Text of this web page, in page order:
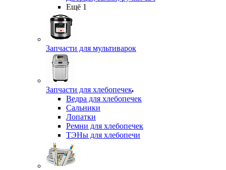
Ещё 1
Запчасти для мультиварок
Запчасти для хлебопечек
Ведра для хлебопечек
Сальники
Лопатки
Ремни для хлебопечек
ТЭНы для хлебопечи